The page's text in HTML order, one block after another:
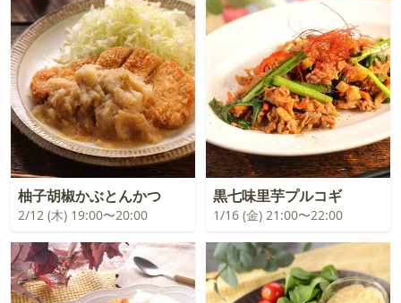
柚子胡椒かぶとんかつ
2/12 (木) 19:00〜20:00
黒七味里芋プルコギ
1/16 (金) 21:00〜22:00